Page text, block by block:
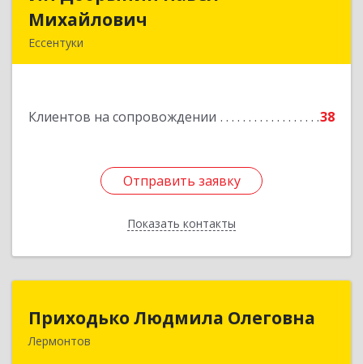
Михайлович
Ессентуки
Клиентов на сопровождении 38
Отправить заявку
Показать контакты
Отправить заявку
Назад
Приходько Людмила Олеговна
Лермонтов
357341, Лермонтов г, П.Лумумбы ул, дом №